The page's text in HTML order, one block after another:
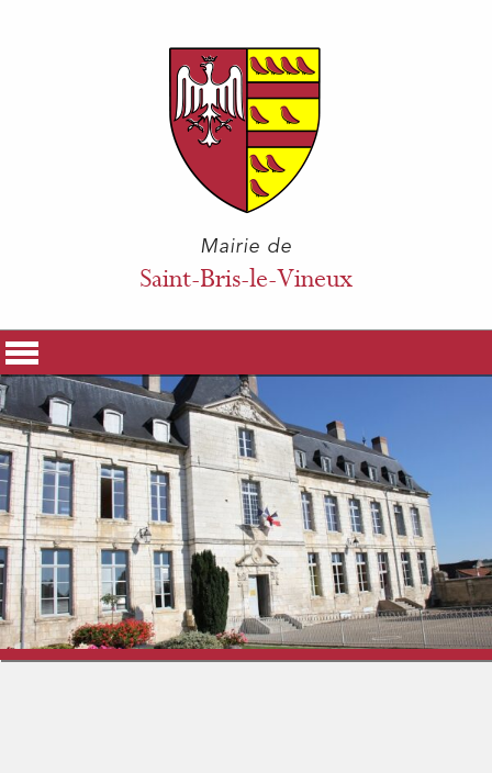
Mairie de
Saint-Bris-le-Vineux
La Mairie
Vos Démarches
Histoire & Patrimoine
Vigne & Vins
Vivre à Saint-Bris
Culture et Loisirs
Vie économique